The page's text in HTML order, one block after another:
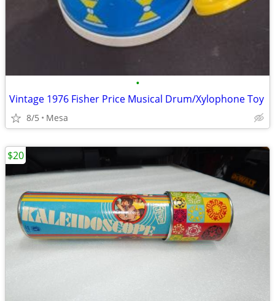
•
Vintage 1976 Fisher Price Musical Drum/Xylophone Toy
8/5 Mesa
$20